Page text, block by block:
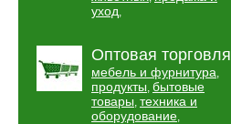
уход,
Оптовая торговля
мебель и фурнитура,
продукты, бытовые
товары, техника и
оборудование,